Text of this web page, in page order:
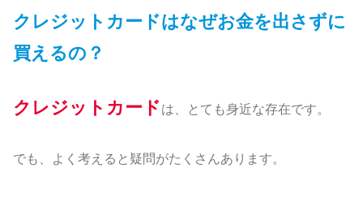
クレジットカードはなぜお金を出さずに
買えるの？
クレジットカードは、とても身近な存在です。
でも、よく考えると疑問がたくさんあります。